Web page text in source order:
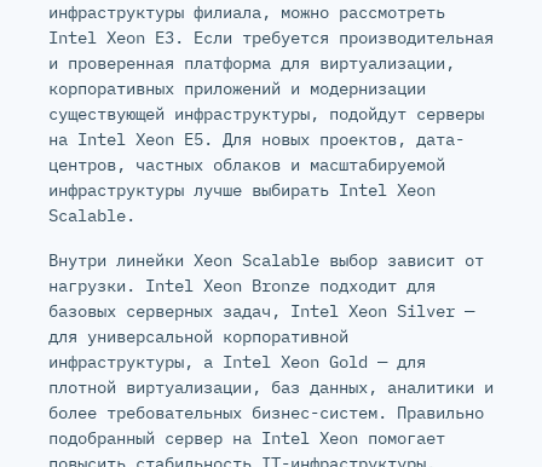
инфраструктуры филиала, можно рассмотреть
Intel Xeon E3. Если требуется производительная
и проверенная платформа для виртуализации,
корпоративных приложений и модернизации
существующей инфраструктуры, подойдут серверы
на Intel Xeon E5. Для новых проектов, дата-
центров, частных облаков и масштабируемой
инфраструктуры лучше выбирать Intel Xeon
Scalable.
Внутри линейки Xeon Scalable выбор зависит от
нагрузки. Intel Xeon Bronze подходит для
базовых серверных задач, Intel Xeon Silver —
для универсальной корпоративной
инфраструктуры, а Intel Xeon Gold — для
плотной виртуализации, баз данных, аналитики и
более требовательных бизнес-систем. Правильно
подобранный сервер на Intel Xeon помогает